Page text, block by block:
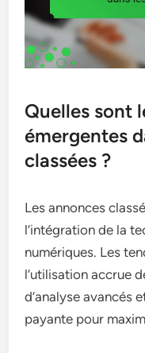
Quelles sont
émergentes
classées ?
Les annonces
l’intégration de la
numériques. Les
l’utilisation accrue
d’analyse avancés
payante pour